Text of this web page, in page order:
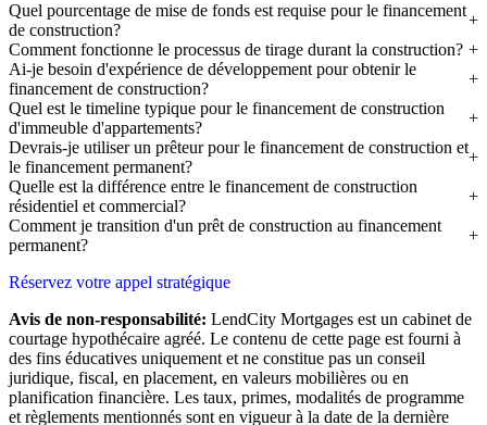
Quel pourcentage de mise de fonds est requise pour le financement
de construction?
Comment fonctionne le processus de tirage durant la construction?
Ai-je besoin d'expérience de développement pour obtenir le
financement de construction?
Quel est le timeline typique pour le financement de construction
d'immeuble d'appartements?
Devrais-je utiliser un prêteur pour le financement de construction et
le financement permanent?
Quelle est la différence entre le financement de construction
résidentiel et commercial?
Comment je transition d'un prêt de construction au financement
permanent?
Réservez votre appel stratégique
Avis de non-responsabilité: LendCity Mortgages est un cabinet de
courtage hypothécaire agréé. Le contenu de cette page est fourni à
des fins éducatives uniquement et ne constitue pas un conseil
juridique, fiscal, en placement, en valeurs mobilières ou en
planification financière. Les taux, primes, modalités de programme
et règlements mentionnés sont en vigueur à la date de la dernière